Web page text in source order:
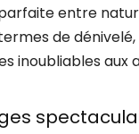
entre
de
inoubliables aux